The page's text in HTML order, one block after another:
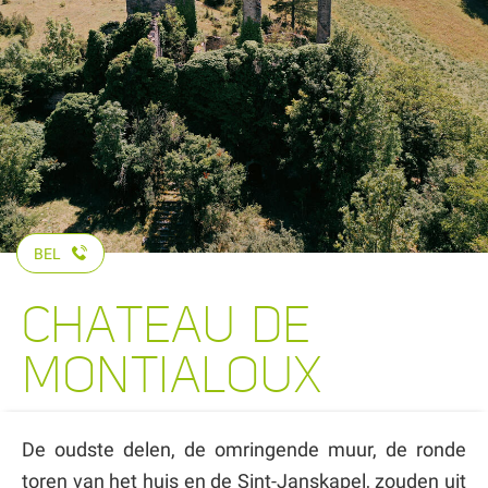
BEL
CHATEAU DE
MONTIALOUX
De oudste delen, de omringende muur, de ronde
toren van het huis en de Sint-Janskapel, zouden uit